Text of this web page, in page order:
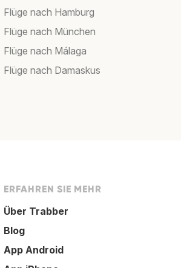
Flüge nach Hamburg
Flüge nach München
Flüge nach Málaga
Flüge nach Damaskus
ERFAHREN SIE MEHR
Über Trabber
Blog
App Android